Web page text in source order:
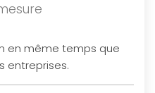
en même temps que
entreprises.